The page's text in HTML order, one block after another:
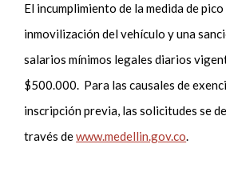
El incumplimiento de la medida de
inmovilización del vehículo y una
salarios mínimos legales diarios
$500.000. Para las causales de
inscripción previa, las solicitudes se
través dewww.medellin.gov.co.